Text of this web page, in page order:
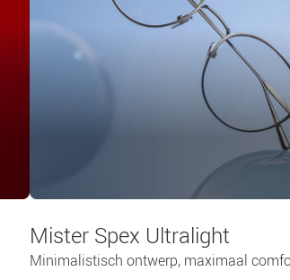
Mister Spex Ultralight​
Minimalistisch ontwerp, maximaal